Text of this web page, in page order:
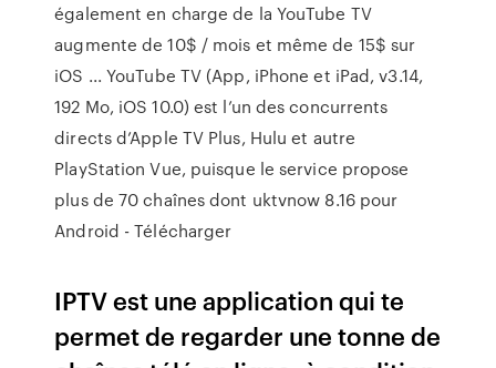
également en charge de la YouTube TV
augmente de 10$ / mois et même de 15$ sur
iOS ... YouTube TV (App, iPhone et iPad, v3.14,
192 Mo, iOS 10.0) est l’un des concurrents
directs d’Apple TV Plus, Hulu et autre
PlayStation Vue, puisque le service propose
plus de 70 chaînes dont uktvnow 8.16 pour
Android - Télécharger
IPTV est une application qui te
permet de regarder une tonne de